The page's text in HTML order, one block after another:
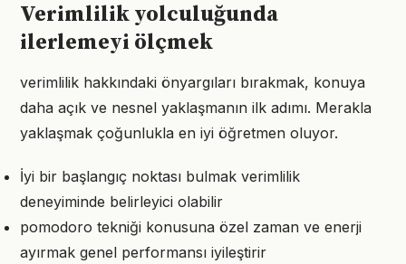
Verimlilik yolculuğunda
ilerlemeyi ölçmek
verimlilik hakkındaki önyargıları bırakmak, konuya
daha açık ve nesnel yaklaşmanın ilk adımı. Merakla
yaklaşmak çoğunlukla en iyi öğretmen oluyor.
İyi bir başlangıç noktası bulmak verimlilik
deneyiminde belirleyici olabilir
pomodoro tekniği konusuna özel zaman ve enerji
ayırmak genel performansı iyileştirir